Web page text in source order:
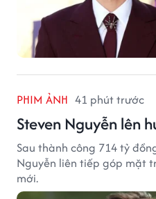
PHIM ẢNH 41 phút trước
Steven Nguyễn lên
Sau thành công 714 tỷ
Nguyễn liên tiếp góp mặt
mới.